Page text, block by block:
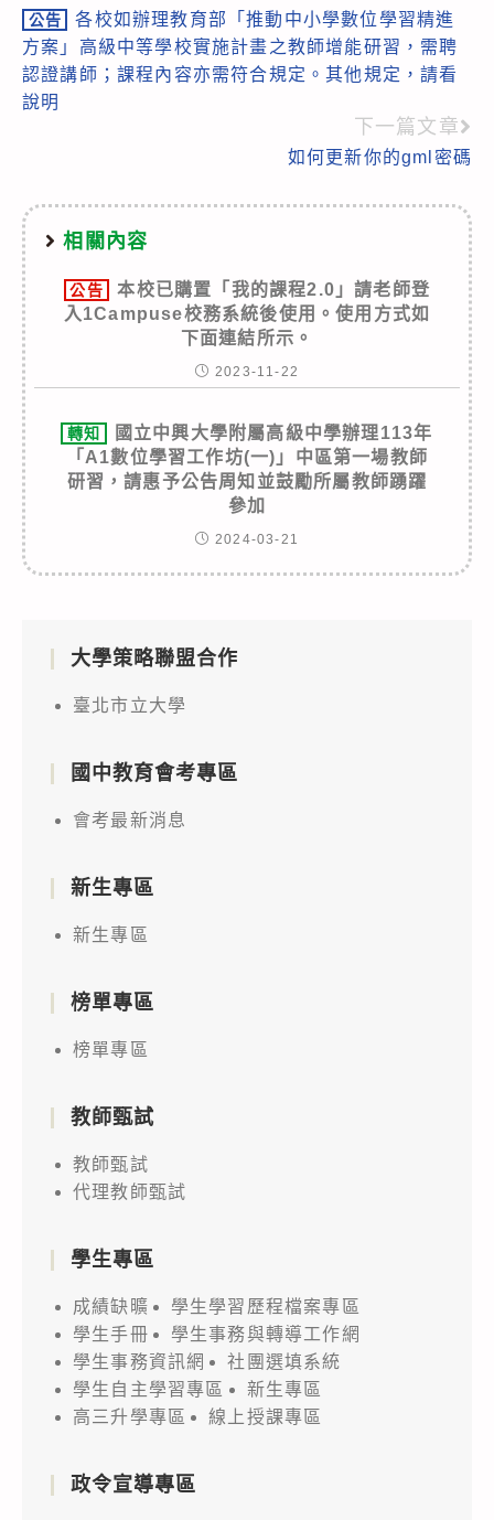
more
articles
公告
各校如辦理教育部「推動中小學數位學習精進
方案」高級中等學校實施計畫之教師增能研習，需聘
認證講師；課程內容亦需符合規定。其他規定，請看
說明
下一篇文章
如何更新你的gml密碼
相關內容
公告
本校已購置「我的課程2.0」請老師登
入1Campuse校務系統後使用。使用方式如
下面連結所示。
2023-11-22
轉知
國立中興大學附屬高級中學辦理113年
「A1數位學習工作坊(一)」中區第一場教師
研習，請惠予公告周知並鼓勵所屬教師踴躍
參加
2024-03-21
大學策略聯盟合作
臺北市立大學
國中教育會考專區
會考最新消息
新生專區
新生專區
榜單專區
榜單專區
教師甄試
教師甄試
代理教師甄試
學生專區
成績缺曠
學生學習歷程檔案專區
學生手冊
學生事務與轉導工作網
學生事務資訊網
社團選填系統
學生自主學習專區
新生專區
高三升學專區
線上授課專區
政令宣導專區